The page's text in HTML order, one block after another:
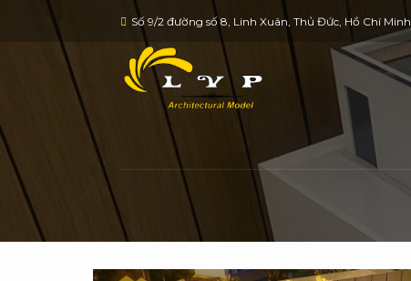
Số 9/2 đường số 8, Linh Xuân, Thủ Đức, Hồ Chí Minh